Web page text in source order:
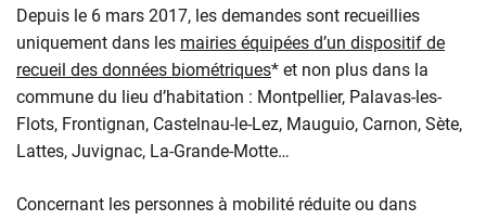
Depuis le 6 mars 2017, les demandes sont recueillies
uniquement dans les mairies équipées d’un dispositif de
recueil des données biométriques* et non plus dans la
commune du lieu d’habitation : Montpellier, Palavas-les-
Flots, Frontignan, Castelnau-le-Lez, Mauguio, Carnon, Sète,
Lattes, Juvignac, La-Grande-Motte…
Concernant les personnes à mobilité réduite ou dans